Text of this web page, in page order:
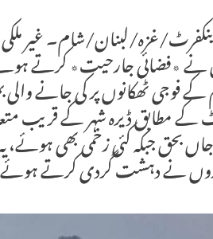
غزہ/لبنان/شام۔ غیر
نے ٭فضائی جارحیت٭ کرتے
فوجی ٹھکانوں پر کی جانے
مطابق ڈیرہ شہر کے قریب
بحق جبکہ کئی زخمی بھی ہوئے،
نے دہشت گردی کرتے ہوئے